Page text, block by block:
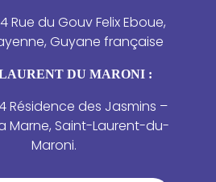
Rue du Gouv Felix Eboue,
Guyane française
DU MARONI :
Résidence des Jasmins –
Marne, Saint-Laurent-du-
Maroni.